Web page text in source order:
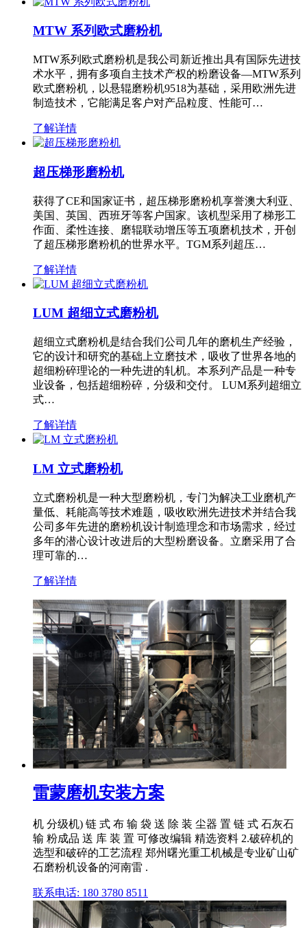
MTW 系列欧式磨粉机
MTW系列欧式磨粉机是我公司新近推出具有国际先进技
术水平，拥有多项自主技术产权的粉磨设备—MTW系列
欧式磨粉机，以悬辊磨粉机9518为基础，采用欧洲先进
制造技术，它能满足客户对产品粒度、性能可…
了解详情
超压梯形磨粉机
获得了CE和国家证书，超压梯形磨粉机享誉澳大利亚、
美国、英国、西班牙等客户国家。该机型采用了梯形工
作面、柔性连接、磨辊联动增压等五项磨机技术，开创
了超压梯形磨粉机的世界水平。TGM系列超压…
了解详情
LUM 超细立式磨粉机
超细立式磨粉机是结合我们公司几年的磨机生产经验，
它的设计和研究的基础上立磨技术，吸收了世界各地的
超细粉碎理论的一种先进的轧机。本系列产品是一种专
业设备，包括超细粉碎，分级和交付。 LUM系列超细立
式…
了解详情
LM 立式磨粉机
立式磨粉机是一种大型磨粉机，专门为解决工业磨机产
量低、耗能高等技术难题，吸收欧洲先进技术并结合我
公司多年先进的磨粉机设计制造理念和市场需求，经过
多年的潜心设计改进后的大型粉磨设备。立磨采用了合
理可靠的…
了解详情
雷蒙磨机安装方案
机 分级机) 链 式 布 输 袋 送 除 装 尘器 置 链 式 石灰石
输 粉成品 送 库 装 置 可修改编辑 精选资料 2.破碎机的
选型和破碎的工艺流程 郑州曙光重工机械是专业矿山矿
石磨粉机设备的河南雷 .
联系电话: 180 3780 8511